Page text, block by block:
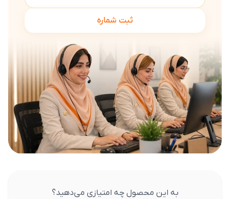
ثبت شماره
به این محصول چه امتیازی می‌دهید؟